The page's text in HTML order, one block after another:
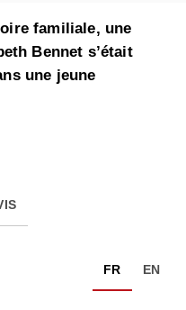
familiale, une
Bennet s’était
une jeune
FR EN